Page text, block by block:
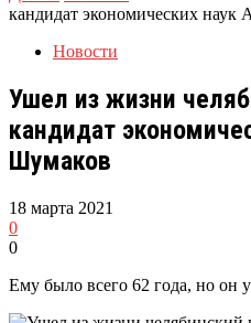
кандидат экономических наук
Новости
Ушел из жизни
кандидат
Шумаков
18 марта 2021
0
0
Ему было всего 62 года, но он